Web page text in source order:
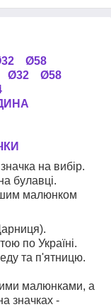
Ø58
Ø32
Ø58
на вибір.
булавці.
малюнком
по Україні.
та п'ятницю.
малюнками, а
значках -